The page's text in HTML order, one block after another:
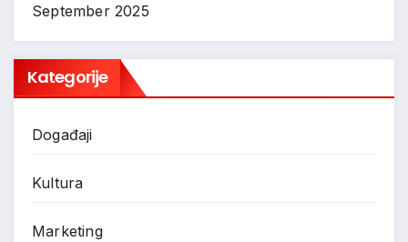
September 2025
Kategorije
Događaji
Kultura
Marketing